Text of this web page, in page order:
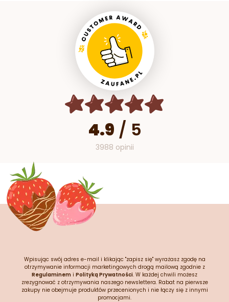
4.9 / 5
3988 opinii
Wpisując swój adres e-mail i klikając "zapisz się" wyrażasz zgodę na
otrzymywanie informacji marketingowych drogą mailową zgodnie z
Regulaminem i Polityką Prywatności. W każdej chwili możesz
zrezygnować z otrzymywania naszego newslettera. Rabat na pierwsze
zakupy nie obejmuje produktów przecenionych i nie łączy się z innymi
promocjami.